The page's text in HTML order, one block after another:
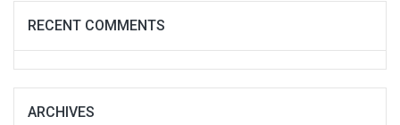
RECENT COMMENTS
ARCHIVES